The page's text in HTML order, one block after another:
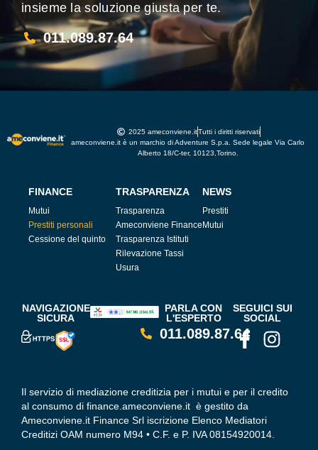
insieme la soluzione giusta per te.
011.089.87.64
2025 ameconviene.itTutti i diritti riservati
ameconviene.it è un marchio di Adventure S.p.a. Sede legale Via Carlo
Alberto 18/C-ter, 10123,Torino.
FINANCE
Mutui
Prestiti personali
Cessione del quinto
TRASPARENZA
Trasparenza
Ameconviene Finance
Trasparenza Istituti
Rilevazione Tassi
Usura
NEWS
Prestiti
Mutui
NAVIGAZIONE
SICURA
PARLA CON
L'ESPERTO
011.089.87.64
SEGUICI SUI
SOCIAL
Il servizio di mediazione creditizia per i mutui e per il credito
al consumo di finance.ameconviene.it è gestito da
Ameconviene.it Finance Srl iscrizione Elenco Mediatori
Creditizi OAM numero M94 • C.F. e P. IVA 08154920014.